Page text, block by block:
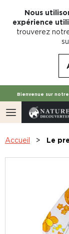
Nous
expérience
trouverez
Bienvenue sur
Accueil Le